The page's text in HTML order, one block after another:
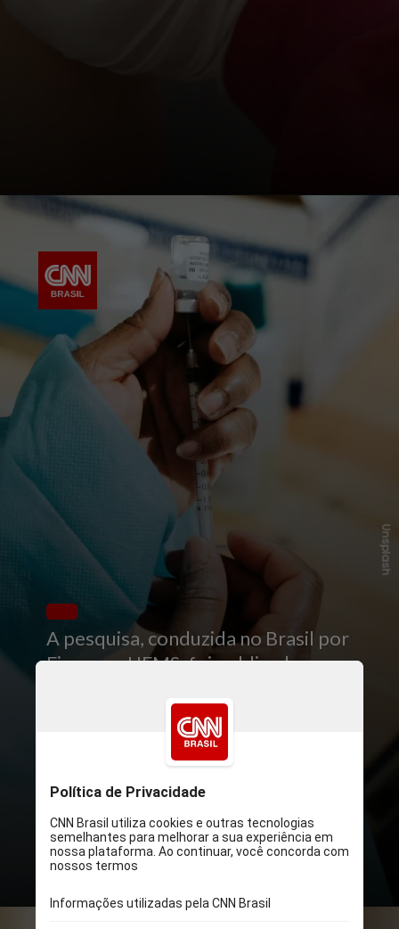
A pesquisa, conduzida no Brasil por
Fiocruz e UFMS, foi publicada na
Unsplash